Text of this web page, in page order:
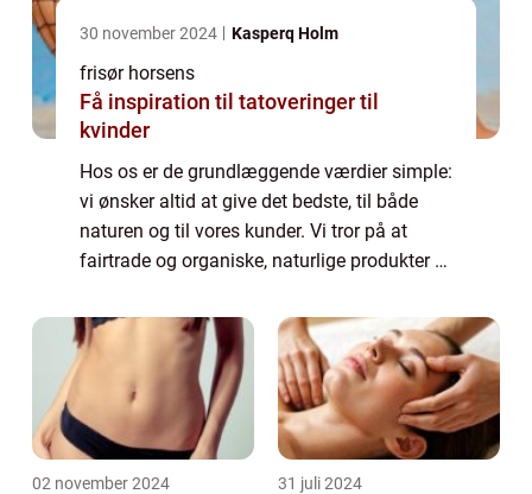
30 november 2024 Kasperq Holm
frisør horsens
Få inspiration til tatoveringer til
kvinder
Hos os er de grundlæggende værdier simple:
vi ønsker altid at give det bedste, til både
naturen og til vores kunder. Vi tror på at
fairtrade og organiske, naturlige produkter er
miljøet og den planet vi deler,...
02 november 2024 31 juli 2024